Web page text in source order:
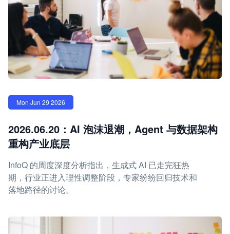
Mon Jun 29 2026
2026.06.20：AI 泡沫退潮，Agent 与数据架构
重构产业底层
InfoQ 的周度深度分析指出，生成式 AI 已走完狂热
期，行业正进入理性调整阶段，专家纷纷回归技术和
落地路径的讨论。